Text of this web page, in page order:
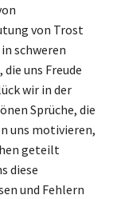
von Trost
schweren
uns Freude
wir in der
Sprüche, die
uns motivieren,
geteilt
diese
und Fehlern